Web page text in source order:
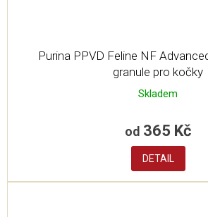
Purina PPVD Feline NF
granule pro kočky
Skladem
od 365 Kč
DETAIL